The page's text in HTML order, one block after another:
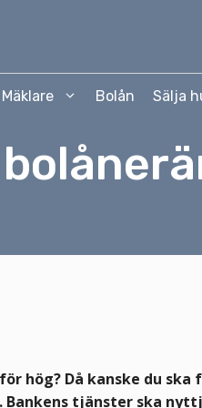
Mäklare Bolån Sälja
hög? Då kanske du
Bankens tjänster ska